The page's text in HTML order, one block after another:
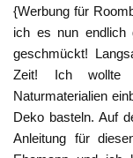
{Werbung für
ich es nun endlich
geschmückt!
Zeit! Ich wollte
Naturmaterialien
Deko basteln. Auf
Anleitung für